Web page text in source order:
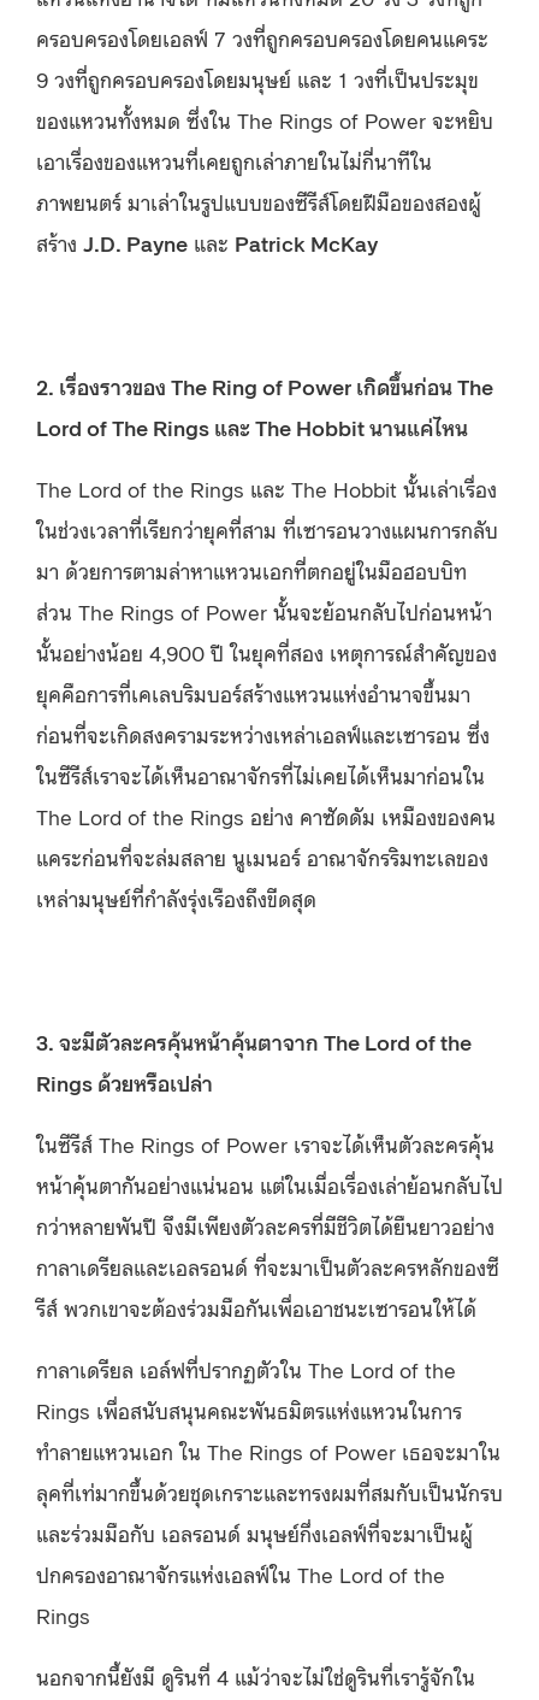
ครอบครองโดยเอลฟ์ 7 วงที่ถูกครอบครองโดยคนแคระ
9 วงที่ถูกครอบครองโดยมนุษย์ และ 1 วงที่เป็นประมุข
ของแหวนทั้งหมด ซึ่งใน The Rings of Power จะหยิบ
เอาเรื่องของแหวนที่เคยถูกเล่าภายในไม่กี่นาทีใน
ภาพยนตร์ มาเล่าในรูปแบบของซีรีส์โดยฝีมือของสองผู้
สร้าง J.D. Payne และ Patrick McKay
2. เรื่องราวของ The Ring of Power เกิดขึ้นก่อน The
Lord of The Rings และ The Hobbit นานแค่ไหน
The Lord of the Rings และ The Hobbit นั้นเล่าเรื่อง
ในช่วงเวลาที่เรียกว่ายุคที่สาม ที่เซารอนวางแผนการกลับ
มา ด้วยการตามล่าหาแหวนเอกที่ตกอยู่ในมือฮอบบิท
ส่วน The Rings of Power นั้นจะย้อนกลับไปก่อนหน้า
นั้นอย่างน้อย 4,900 ปี ในยุคที่สอง เหตุการณ์สำคัญของ
ยุคคือการที่เคเลบริมบอร์สร้างแหวนแห่งอำนาจขึ้นมา
ก่อนที่จะเกิดสงครามระหว่างเหล่าเอลฟ์และเซารอน ซึ่ง
ในซีรีส์เราจะได้เห็นอาณาจักรที่ไม่เคยได้เห็นมาก่อนใน
The Lord of the Rings อย่าง คาซัดดัม เหมืองของคน
แคระก่อนที่จะล่มสลาย นูเมนอร์ อาณาจักรริมทะเลของ
เหล่ามนุษย์ที่กำลังรุ่งเรืองถึงขีดสุด
3. จะมีตัวละครคุ้นหน้าคุ้นตาจาก The Lord of the
Rings ด้วยหรือเปล่า
ในซีรีส์ The Rings of Power เราจะได้เห็นตัวละครคุ้น
หน้าคุ้นตากันอย่างแน่นอน แต่ในเมื่อเรื่องเล่าย้อนกลับไป
กว่าหลายพันปี จึงมีเพียงตัวละครที่มีชีวิตได้ยืนยาวอย่าง
กาลาเดรียลและเอลรอนด์ ที่จะมาเป็นตัวละครหลักของซี
รีส์ พวกเขาจะต้องร่วมมือกันเพื่อเอาชนะเซารอนให้ได้
กาลาเดรียล เอล์ฟที่ปรากฏตัวใน The Lord of the
Rings เพื่อสนับสนุนคณะพันธมิตรแห่งแหวนในการ
ทำลายแหวนเอก ใน The Rings of Power เธอจะมาใน
ลุคที่เท่มากขึ้นด้วยชุดเกราะและทรงผมที่สมกับเป็นนักรบ
และร่วมมือกับ เอลรอนด์ มนุษย์กึ่งเอลฟ์ที่จะมาเป็นผู้
ปกครองอาณาจักรแห่งเอลฟ์ใน The Lord of the
Rings
นอกจากนี้ยังมี ดูรินที่ 4 แม้ว่าจะไม่ใช่ดูรินที่เรารู้จักใน